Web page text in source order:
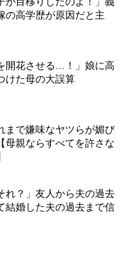
高学歴が原因だと主
開花させる…！」娘に高
けた母の大誤算
で嫌味なヤツらが媚び
母親ならすべてを許さな
れ？」友人から夫の過去
婚した夫の過去まで信